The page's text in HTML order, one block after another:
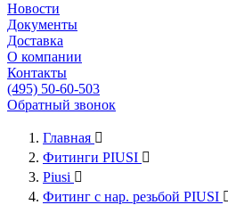
Новости
Документы
Доставка
О компании
Контакты
(495) 50-60-503
Обратный звонок
Главная 
Фитинги PIUSI 
Piusi 
Фитинг с нар. резьбой PIUSI